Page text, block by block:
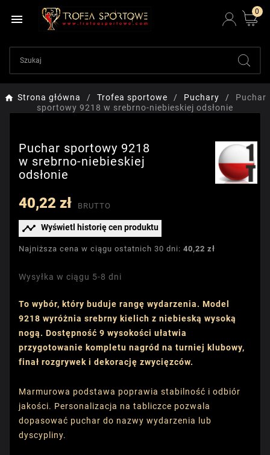

0
Strona główna Trofea sportowe Puchary
Puchar
sportowy 9218 w srebrno-niebieskiej odsłonie
Puchar sportowy 9218
w srebrno-niebieskiej
odsłonie
40,22 zł BRUTTO
 Wyświetl historię cen produktu
Najniższa cena w ciągu ostatnich 30 dni: 40,22 zł
Wysyłka w ciągu 5-8 dni
To wybór, który buduje rangę wydarzenia. Model
9218 wyróżnia srebrny kielich z niebieską wysoką
nogą. Dostępność 9 wysokości ułatwia
przygotowanie kompletu nagród na turniej klubowy,
finał rozgrywek i dekorację zwycięzców.
Marmurowa podstawa poprawia stabilność i odbiór
jakości. Personalizacja na tabliczce pozwala
dopasować puchar do nazwy wydarzenia lub
dyscypliny.